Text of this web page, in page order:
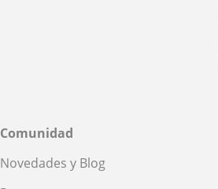
Comunidad
Novedades y Blog